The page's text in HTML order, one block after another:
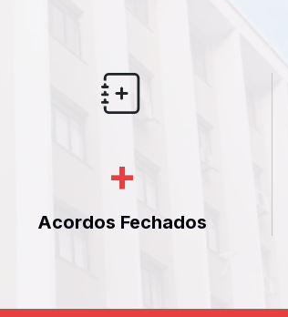
+
Acordos Fechados